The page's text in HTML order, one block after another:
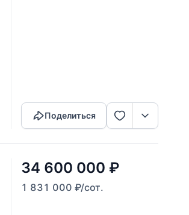
Поделиться
34 600 000 ₽
1 831 000 ₽/сот.